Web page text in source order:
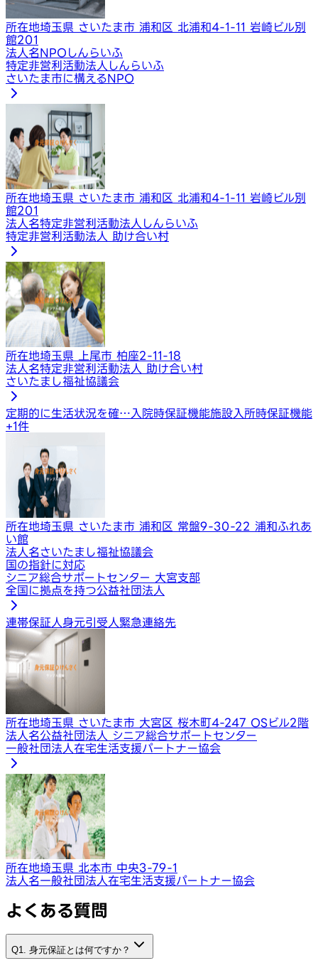
所在地埼玉県 さいたま市 浦和区 北浦和4-1-11 岩崎ビル別
館201
法人名NPOしんらいふ
特定非営利活動法人しんらいふ
さいたま市に構えるNPO
所在地埼玉県 さいたま市 浦和区 北浦和4-1-11 岩崎ビル別
館201
法人名特定非営利活動法人しんらいふ
特定非営利活動法人 助け合い村
所在地埼玉県 上尾市 柏座2-11-18
法人名特定非営利活動法人 助け合い村
さいたまし福祉協議会
定期的に生活状況を確… 入院時保証機能施設入所時保証機能
+1件
所在地埼玉県 さいたま市 浦和区 常盤9-30-22 浦和ふれあ
い館
法人名さいたまし福祉協議会
国の指針に対応
シニア総合サポートセンター 大宮支部
全国に拠点を持つ公益社団法人
連帯保証人身元引受人緊急連絡先
所在地埼玉県 さいたま市 大宮区 桜木町4-247 OSビル2階
法人名公益社団法人 シニア総合サポートセンター
一般社団法人在宅生活支援パートナー協会
所在地埼玉県 北本市 中央3-79-1
法人名一般社団法人在宅生活支援パートナー協会
よくある質問
Q1. 身元保証とは何ですか？